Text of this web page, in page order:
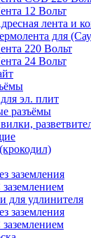
12 Вольт
лента и
для
220 Вольт
24 Вольт
эл. плит
разъёмы
заземления
для удлинителя
заземления